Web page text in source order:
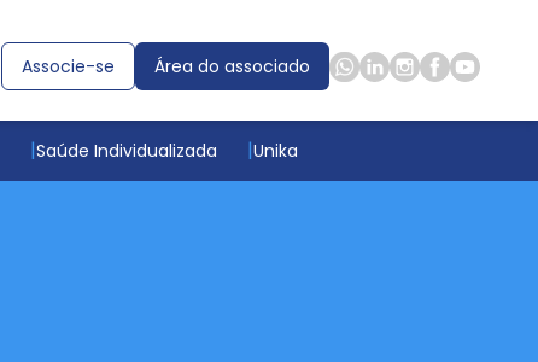
Associe-se Área do associado
Saúde Individualizada Unika